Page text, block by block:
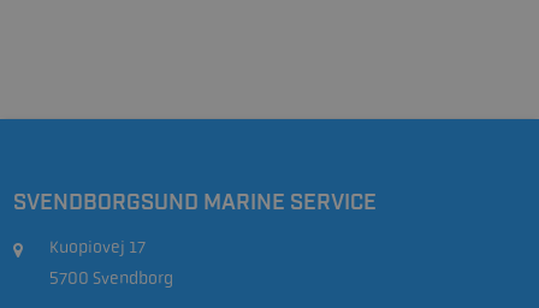
SVENDBORGSUND MARINE SERVICE
Kuopiovej 17
5700 Svendborg